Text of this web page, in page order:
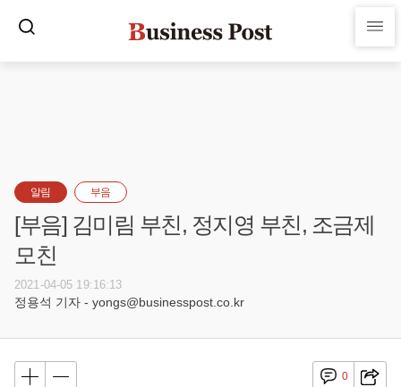
알림 부음
[부음] 김미림 부친, 정지영 부친, 조금제
모친
2021-04-05 19:16:13
정용석 기자 - yongs@businesspost.co.kr
0